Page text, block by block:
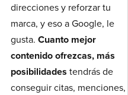
direcciones y reforzar tu
marca, y eso a Google, le
gusta. Cuanto mejor
contenido ofrezcas, más
posibilidades tendrás de
conseguir citas, menciones,